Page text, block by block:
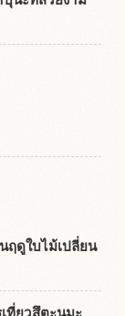
ฤดูใบไม้เปลี่ยน